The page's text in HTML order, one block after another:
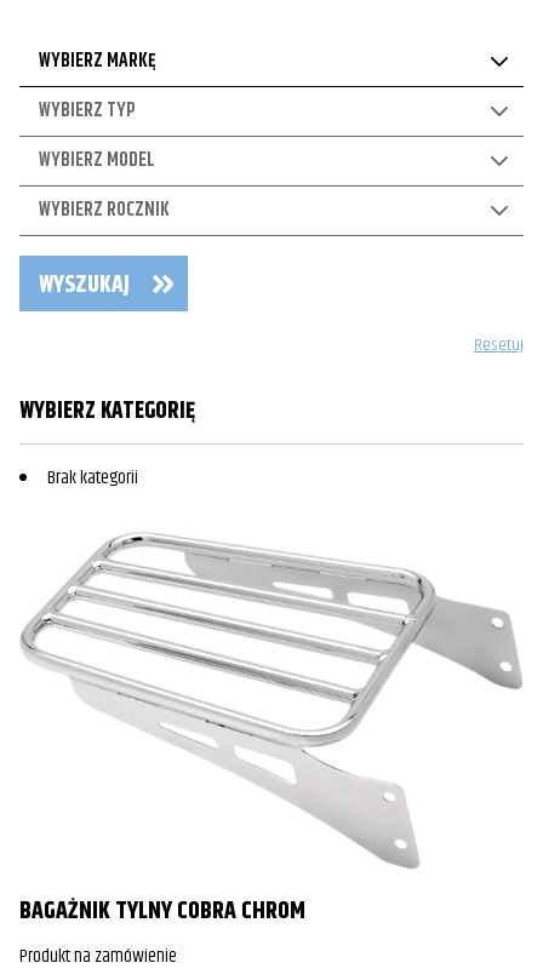
WYBIERZ MARKĘ
WYBIERZ TYP
WYBIERZ MODEL
WYBIERZ ROCZNIK
WYSZUKAJ
Resetuj
WYBIERZ KATEGORIĘ
Brak kategorii
BAGAŻNIK TYLNY COBRA CHROM
Produkt na zamówienie